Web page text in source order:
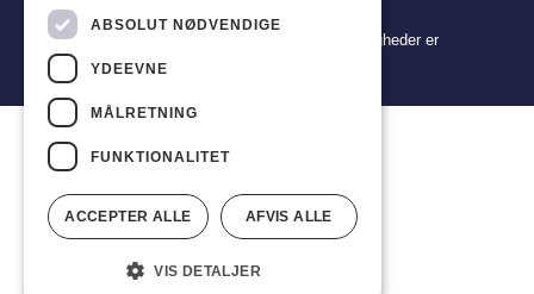
Copyright 2024 © Viggo Bendz. Alle rettigheder er
ABSOLUT NØDVENDIGE
YDEEVNE
MÅLRETNING
FUNKTIONALITET
ACCEPTER ALLE AFVIS ALLE
VIS DETALJER